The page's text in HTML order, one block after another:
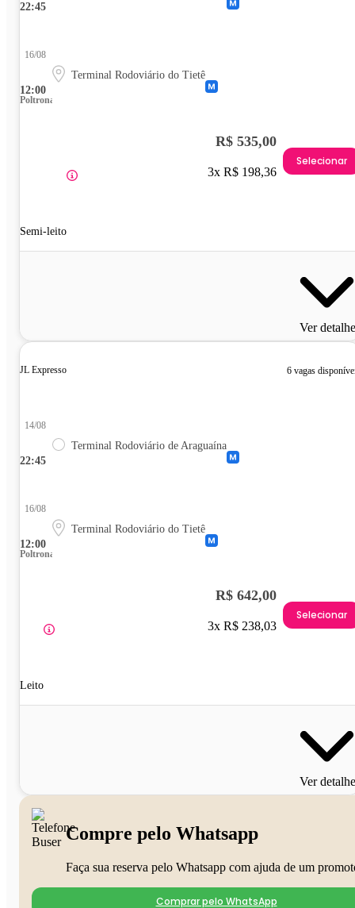
22:45
12:00
16/08
Terminal Rodoviário do Tietê
Poltrona
Semi-leito
R$ 535,00
3x R$ 198,36
Selecionar
Ver
JL Expresso 6 vagas
22:45
14/08
Terminal Rodoviário de Araguaína
12:00
16/08
Terminal Rodoviário do Tietê
Poltrona
Leito
R$ 642,00
3x R$ 238,03
Selecionar
Ver
Compre pelo Whatsapp
Faça sua reserva pelo Whatsapp com ajuda de um
Comprar pelo WhatsApp